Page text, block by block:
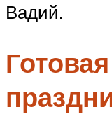
Вадий.